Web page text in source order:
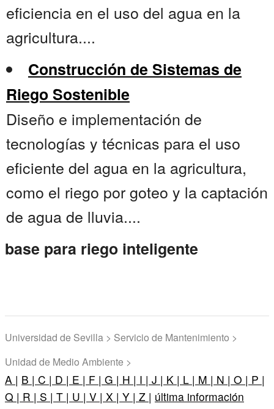
eficiencia en el uso del agua en la
agricultura....
Construcción de Sistemas de
Riego Sostenible
Diseño e implementación de
tecnologías y técnicas para el uso
eficiente del agua en la agricultura,
como el riego por goteo y la captación
de agua de lluvia....
base para riego inteligente
Universidad de Sevilla > Servicio de Mantenimiento >
Unidad de Medio Ambiente >
A | B | C | D | E | F | G | H | I | J | K | L | M | N | O | P |
Q | R | S | T | U | V | X | Y | Z | última información